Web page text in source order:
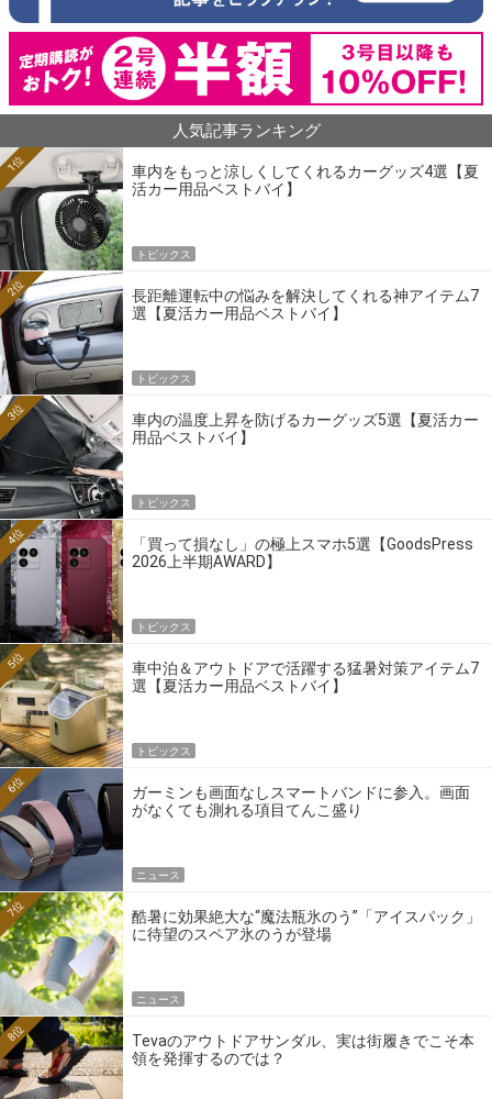
人気記事ランキング
車内をもっと涼しくしてくれるカーグッズ4選【夏
活カー用品ベストバイ】
1位
トピックス
長距離運転中の悩みを解決してくれる神アイテム7
選【夏活カー用品ベストバイ】
2位
トピックス
車内の温度上昇を防げるカーグッズ5選【夏活カー
用品ベストバイ】
3位
トピックス
「買って損なし」の極上スマホ5選【GoodsPress
2026上半期AWARD】
4位
トピックス
車中泊＆アウトドアで活躍する猛暑対策アイテム7
選【夏活カー用品ベストバイ】
5位
トピックス
ガーミンも画面なしスマートバンドに参入。画面
がなくても測れる項目てんこ盛り
6位
ニュース
酷暑に効果絶大な“魔法瓶氷のう”「アイスパック」
に待望のスペア氷のうが登場
7位
ニュース
Tevaのアウトドアサンダル、実は街履きでこそ本
領を発揮するのでは？
8位